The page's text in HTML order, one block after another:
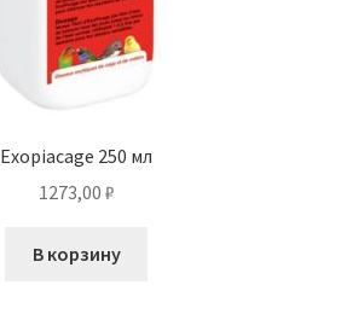
Exopiacage 250 мл
1273,00 ₽
В корзину